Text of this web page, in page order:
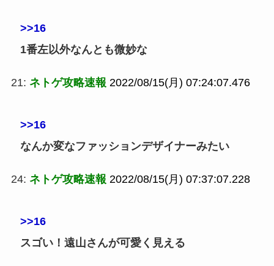
>>16
1番左以外なんとも微妙な
21: ネトゲ攻略速報 2022/08/15(月) 07:24:07.476
>>16
なんか変なファッションデザイナーみたい
24: ネトゲ攻略速報 2022/08/15(月) 07:37:07.228
>>16
スゴい！遠山さんが可愛く見える